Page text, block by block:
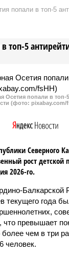
попали в топ-5
топ-5
Осетия попали в топ-
(фото: pixabay.com/
Северного
рост детской
2026-го.
Балкарской
текущего года
что превышает
более чем в три
человек.